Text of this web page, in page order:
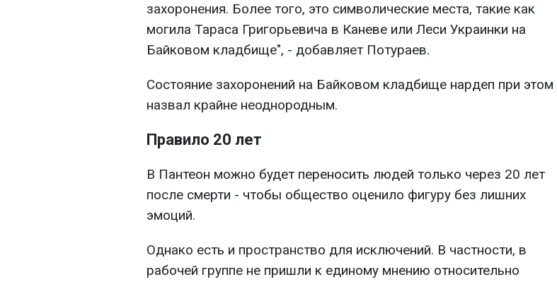
захоронения. Более того, это символические места, такие как
могила Тараса Григорьевича в Каневе или Леси Украинки на
Байковом кладбище", - добавляет Потураев.
Состояние захоронений на Байковом кладбище нардеп при этом
назвал крайне неоднородным.
Правило 20 лет
В Пантеон можно будет переносить людей только через 20 лет
после смерти - чтобы общество оценило фигуру без лишних
эмоций.
Однако есть и пространство для исключений. В частности, в
рабочей группе не пришли к единому мнению относительно